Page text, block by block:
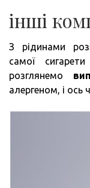
інші
З рідинами
самої
розглянемо
алергеном, і ось